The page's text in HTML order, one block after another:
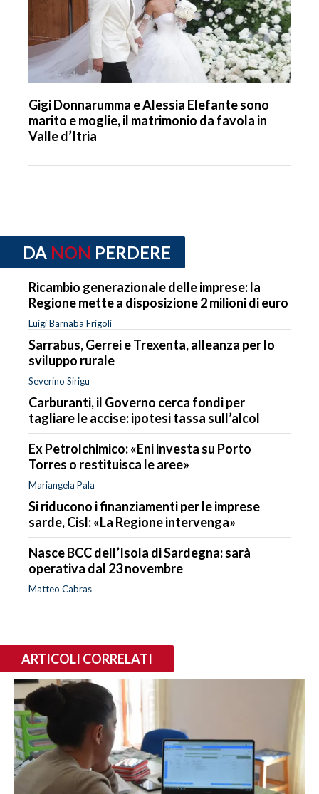
Gigi Donnarumma e Alessia Elefante sono
marito e moglie, il matrimonio da favola in
Valle d’Itria
DA NON PERDERE
Ricambio generazionale delle imprese: la
Regione mette a disposizione 2 milioni di euro
Luigi Barnaba Frigoli
Sarrabus, Gerrei e Trexenta, alleanza per lo
sviluppo rurale
Severino Sirigu
Carburanti, il Governo cerca fondi per
tagliare le accise: ipotesi tassa sull’alcol
Ex Petrolchimico: «Eni investa su Porto
Torres o restituisca le aree»
Mariangela Pala
Si riducono i finanziamenti per le imprese
sarde, Cisl: «La Regione intervenga»
Nasce BCC dell’Isola di Sardegna: sarà
operativa dal 23 novembre
Matteo Cabras
ARTICOLI CORRELATI